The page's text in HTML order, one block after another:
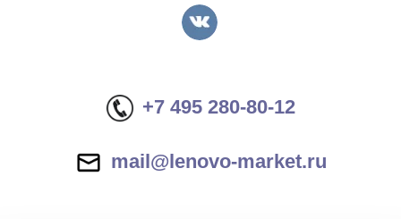
+7 495 280-80-12
mail@lenovo-market.ru